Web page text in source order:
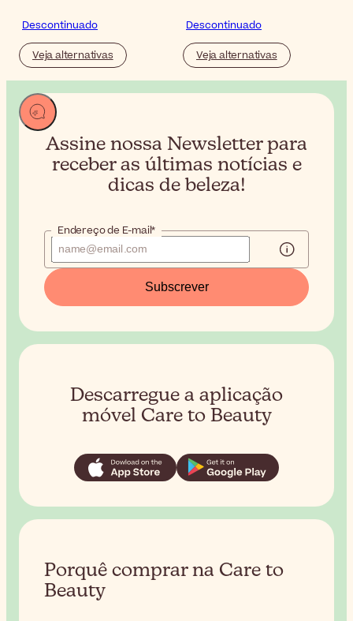
Descontinuado
Veja alternativas
Descontinuado
Veja alternativas
Assine nossa Newsletter para
receber as últimas notícias e
dicas de beleza!
Endereço de E-mail*
Subscrever
Descarregue a aplicação
móvel Care to Beauty
Porquê comprar na Care to
Beauty